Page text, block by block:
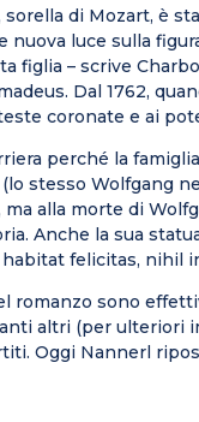
sorella di Mozart, è
luce sulla
figlia – scrive
Dal 1762,
coronate e ai
perché la
stesso Wolfgang
ma alla morte di
Anche la sua
felicitas, nihil
romanzo sono
altri (per ulteriori
Oggi Nannerl